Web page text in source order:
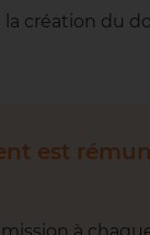
création du
est